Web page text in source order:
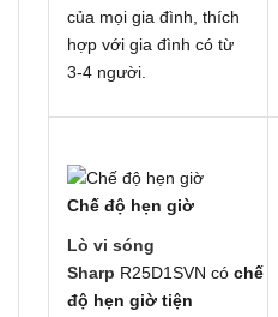
của mọi gia đình, thích
hợp với gia đình có từ
3-4 người.
Chế độ hẹn giờ
Lò vi sóng
Sharp R25D1SVN có chế
độ hẹn giờ tiện